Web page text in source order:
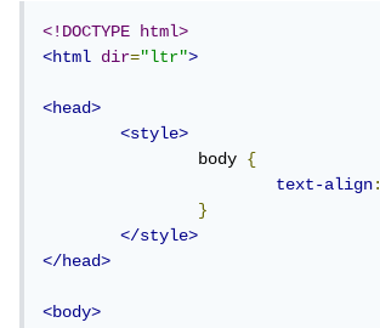
<!DOCTYPE html>
<html
dir="ltr">
<head>
<style>
		body
{
text-align:
}
</style>
</head>
<body>